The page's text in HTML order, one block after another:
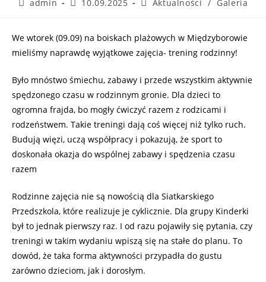
admin 10.09.2025 Aktualności / Galeria
We wtorek (09.09) na boiskach plażowych w Międzyborowie
mieliśmy naprawdę wyjątkowe zajęcia- trening rodzinny!
Było mnóstwo śmiechu, zabawy i przede wszystkim aktywnie
spędzonego czasu w rodzinnym gronie. Dla dzieci to
ogromna frajda, bo mogły ćwiczyć razem z rodzicami i
rodzeństwem. Takie treningi dają coś więcej niż tylko ruch.
Budują więzi, uczą współpracy i pokazują, że sport to
doskonała okazja do wspólnej zabawy i spędzenia czasu
razem
Rodzinne zajęcia nie są nowością dla Siatkarskiego
Przedszkola, które realizuje je cyklicznie. Dla grupy Kinderki
był to jednak pierwszy raz. I od razu pojawiły się pytania, czy
treningi w takim wydaniu wpiszą się na stałe do planu. To
dowód, że taka forma aktywności przypadła do gustu
zarówno dzieciom, jak i dorosłym.